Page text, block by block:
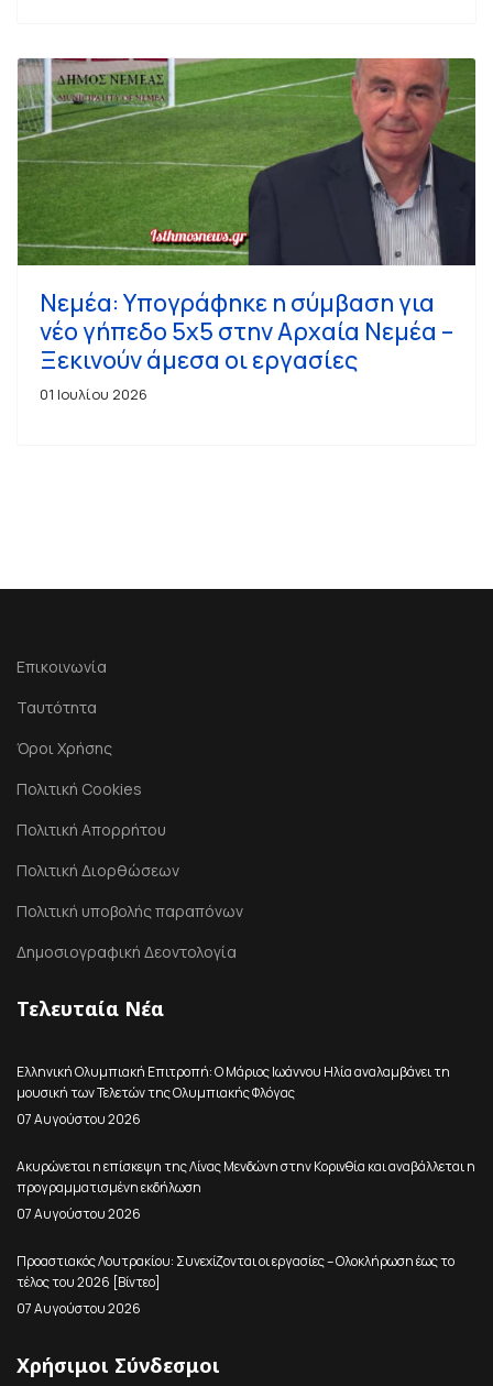
Νεμέα: Υπογράφηκε η σύμβαση για
νέο γήπεδο 5x5 στην Αρχαία Νεμέα –
Ξεκινούν άμεσα οι εργασίες
01 Ιουλίου 2026
Επικοινωνία
Ταυτότητα
Όροι Χρήσης
Πολιτική Cookies
Πολιτική Απορρήτου
Πολιτική Διορθώσεων
Πολιτική υποβολής παραπόνων
Δημοσιογραφική Δεοντολογία
Τελευταία Νέα
Ελληνική Ολυμπιακή Επιτροπή: Ο Μάριος Ιωάννου Ηλία αναλαμβάνει τη
μουσική των Τελετών της Ολυμπιακής Φλόγας
07 Αυγούστου 2026
Ακυρώνεται η επίσκεψη της Λίνας Μενδώνη στην Κορινθία και αναβάλλεται η
προγραμματισμένη εκδήλωση
07 Αυγούστου 2026
Προαστιακός Λουτρακίου: Συνεχίζονται οι εργασίες – Ολοκλήρωση έως το
τέλος του 2026 [Βίντεο]
07 Αυγούστου 2026
Χρήσιμοι Σύνδεσμοι